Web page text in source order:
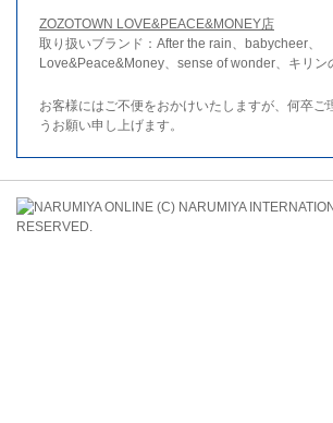
ZOZOTOWN LOVE&PEACE&MONEY店
取り扱いブランド：After the rain、babycheer、
Love&Peace&Money、sense of wonder、キリン
お客様にはご不便をおかけいたしますが、何卒ご
うお願い申し上げます。